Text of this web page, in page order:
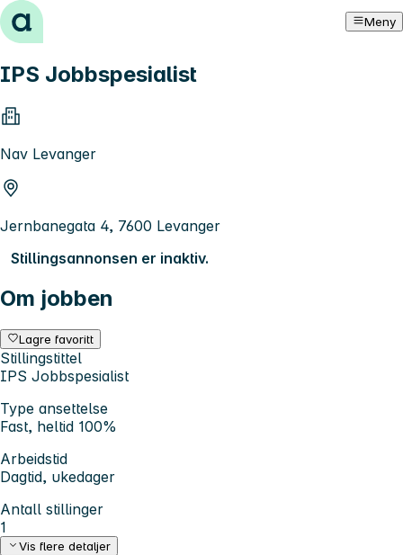
Hopp til innhold Meny
IPS Jobbspesialist
Nav Levanger
Jernbanegata 4, 7600 Levanger
Stillingsannonsen er inaktiv.
Om jobben
Lagre favoritt
Stillingstittel
IPS Jobbspesialist
Type ansettelse
Fast, heltid 100%
Arbeidstid
Dagtid, ukedager
Antall stillinger
1
Vis flere detaljer